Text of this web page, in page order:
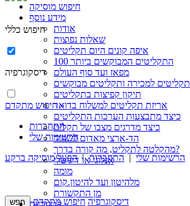
חיפוש מוסיקה
מידע נוסף
אודות
שאלות נפוצות
איפה קונים היום תקליטים
100 התקליטים המבוקשים ביותר
מפאז ועד סוף העולם
תקליטים למכירה ותקליטים מבוקשים
תיקון קפיצות בתקליטים
אריזת תקליטים למשלוח בדואר
כיצד מתבצעות הערכות התקליטים
כיצד מדרגים מצבו של תקליט
הד-ארצי מאדום לשחור
מהקלטה לתקליט, מה קורה בדרך?
אנלוגי או דיגיטלי
מומה
מלהיטון ועד להיטון.קום
מן התקשורת
קטגוריות
חיפוש כללי
דיסקוגרפיה
חיפוש מתקדם »
התחברות
הרשימות שלי
הרשימות שלי |התחברות|הפעל מוסיקה ברקע
דיסקוגרפיה חיפוש מתקדם